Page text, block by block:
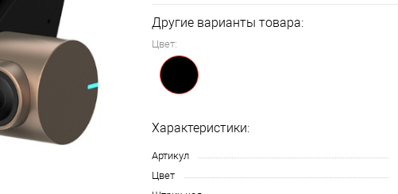
Другие варианты товара:
Цвет:
Характеристики:
Артикул
Цвет